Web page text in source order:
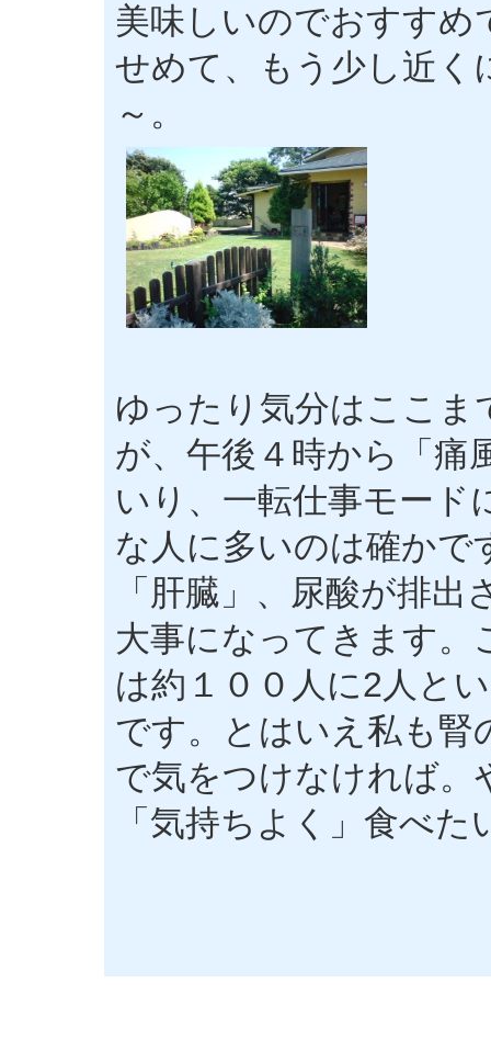
美味しいのでおすすめ
せめて、もう少し近く
～。
ゆったり気分はここま
が、午後４時から「痛
いり、一転仕事モード
な人に多いのは確かで
「肝臓」、尿酸が排
大事になってきます。
は約１００人に2人と
です。とはいえ私も腎
で気をつけなければ。
「気持ちよく」食べ